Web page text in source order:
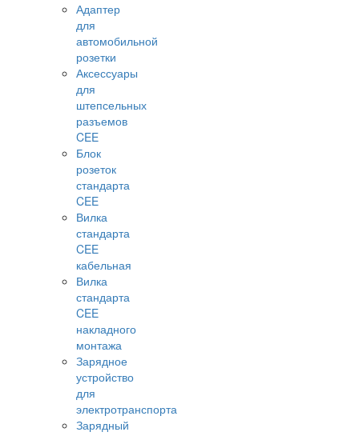
Адаптер
для
автомобильной
розетки
Аксессуары
для
штепсельных
разъемов
CEE
Блок
розеток
стандарта
CEE
Вилка
стандарта
CEE
кабельная
Вилка
стандарта
CEE
накладного
монтажа
Зарядное
устройство
для
электротранспорта
Зарядный